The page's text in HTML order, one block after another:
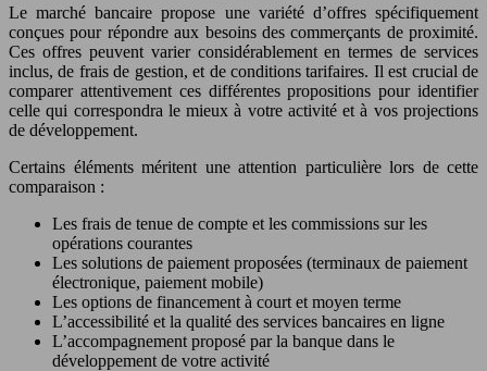
Le marché bancaire propose une variété d’offres spécifiquement
conçues pour répondre aux besoins des commerçants de proximité.
Ces offres peuvent varier considérablement en termes de services
inclus, de frais de gestion, et de conditions tarifaires. Il est crucial de
comparer attentivement ces différentes propositions pour identifier
celle qui correspondra le mieux à votre activité et à vos projections
de développement.
Certains éléments méritent une attention particulière lors de cette
comparaison :
Les frais de tenue de compte et les commissions sur les
opérations courantes
Les solutions de paiement proposées (terminaux de paiement
électronique, paiement mobile)
Les options de financement à court et moyen terme
L’accessibilité et la qualité des services bancaires en ligne
L’accompagnement proposé par la banque dans le
développement de votre activité